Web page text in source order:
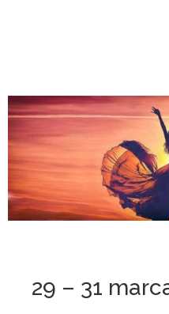
29 – 31